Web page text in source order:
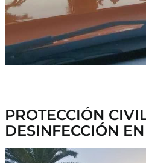
PROTECCIÓN
DESINFECCIÓN